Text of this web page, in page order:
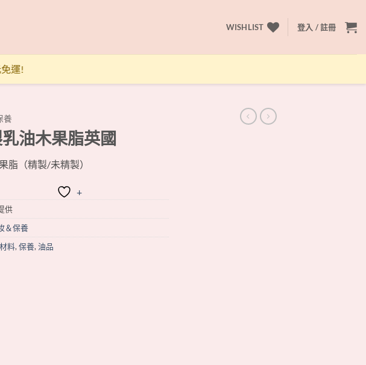
WISHLIST 登入 / 註冊
運!
養
油木果脂英國
脂（精製/未精製）
+
供
＆保養
料, 保養, 油品